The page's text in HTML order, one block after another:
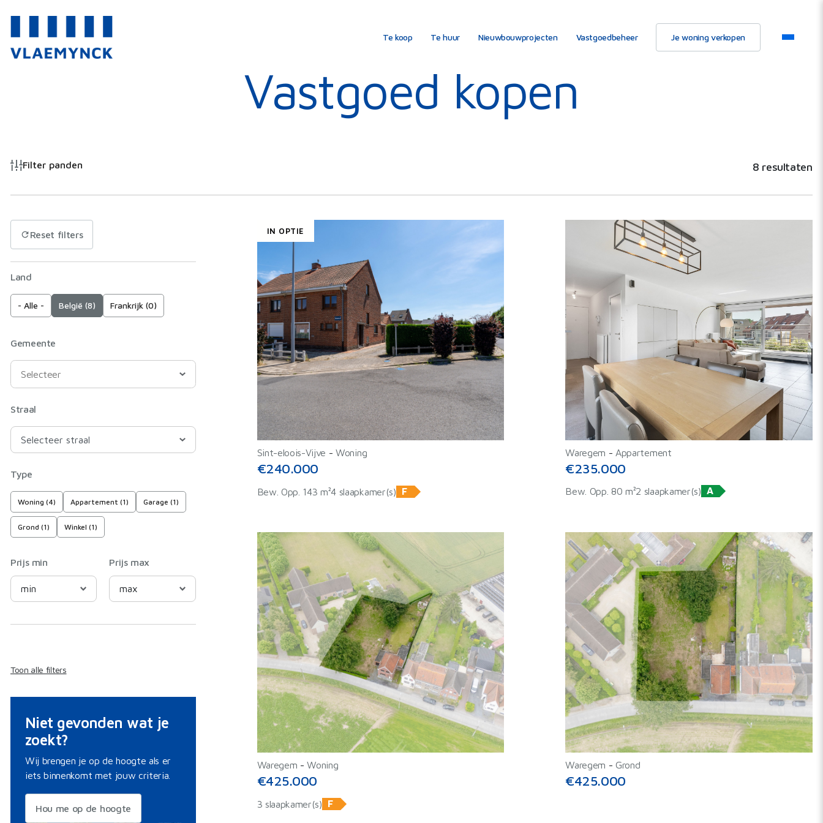
Te koop Te huur Nieuwbouwprojecten Vastgoedbeheer Je woning verkopen
Vastgoed kopen
Filter panden 8 resultaten
Reset filters
Land
- Alle - België (8) Frankrijk (0)
Gemeente
Straal
Type
Woning (4) Appartement (1) Garage (1)
Grond (1) Winkel (1)
Prijs min Prijs max
Toon alle filters
Niet gevonden wat je
zoekt?
Wij brengen je op de hoogte als er
iets binnenkomt met jouw criteria.
Hou me op de hoogte
IN OPTIE
Sint-eloois-Vijve -Woning
€240.000
Bew. Opp. 143 m²4 slaapkamer(s) F ⓘ
Waregem - Appartement
€235.000
Bew. Opp. 80 m²2 slaapkamer(s) A
Waregem -Woning
€425.000
3 slaapkamer(s) F ⓘ
Waregem - Grond
€425.000